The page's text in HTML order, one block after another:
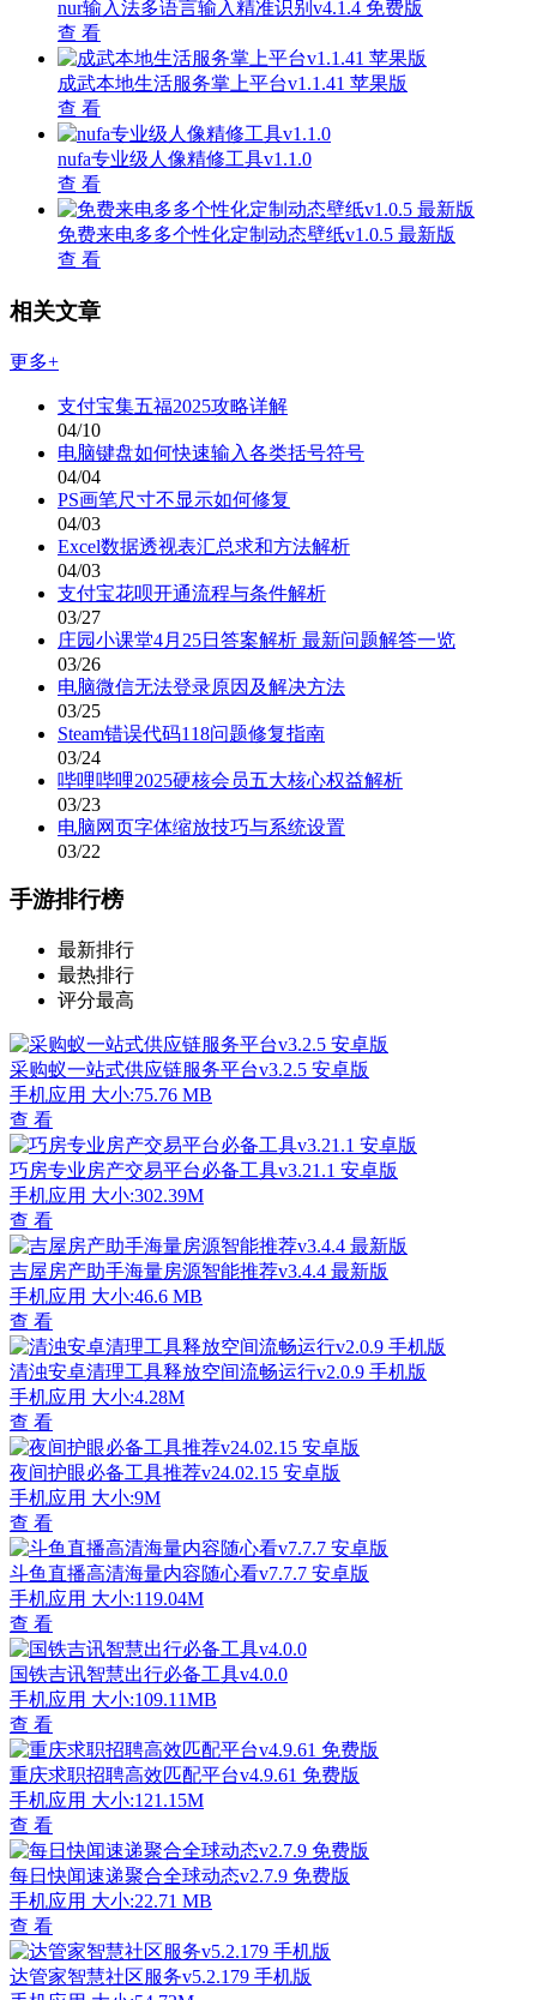
nur输入法多语言输入精准识别v4.1.4 免费版
查 看
成武本地生活服务掌上平台v1.1.41 苹果版
查 看
nufa专业级人像精修工具v1.1.0
查 看
免费来电多多个性化定制动态壁纸v1.0.5 最新版
查 看
相关文章
更多+
支付宝集五福2025攻略详解
04/10
电脑键盘如何快速输入各类括号符号
04/04
PS画笔尺寸不显示如何修复
04/03
Excel数据透视表汇总求和方法解析
04/03
支付宝花呗开通流程与条件解析
03/27
庄园小课堂4月25日答案解析 最新问题解答一览
03/26
电脑微信无法登录原因及解决方法
03/25
Steam错误代码118问题修复指南
03/24
哔哩哔哩2025硬核会员五大核心权益解析
03/23
电脑网页字体缩放技巧与系统设置
03/22
手游排行榜
最新排行
最热排行
评分最高
采购蚁一站式供应链服务平台v3.2.5 安卓版
手机应用 大小:75.76 MB
查 看
巧房专业房产交易平台必备工具v3.21.1 安卓版
手机应用 大小:302.39M
查 看
吉屋房产助手海量房源智能推荐v3.4.4 最新版
手机应用 大小:46.6 MB
查 看
清浊安卓清理工具释放空间流畅运行v2.0.9 手机版
手机应用 大小:4.28M
查 看
夜间护眼必备工具推荐v24.02.15 安卓版
手机应用 大小:9M
查 看
斗鱼直播高清海量内容随心看v7.7.7 安卓版
手机应用 大小:119.04M
查 看
国铁吉讯智慧出行必备工具v4.0.0
手机应用 大小:109.11MB
查 看
重庆求职招聘高效匹配平台v4.9.61 免费版
手机应用 大小:121.15M
查 看
每日快闻速递聚合全球动态v2.7.9 免费版
手机应用 大小:22.71 MB
查 看
达管家智慧社区服务v5.2.179 手机版